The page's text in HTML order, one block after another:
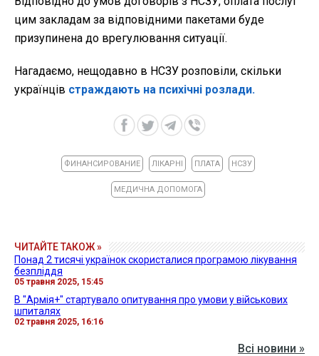
цим закладам за відповідними пакетами буде
призупинена до врегулювання ситуації.
Нагадаємо, нещодавно в НСЗУ розповіли, скільки
українців страждають на психічні розлади.
ФИНАНСИРОВАНИЕ ЛІКАРНІ ПЛАТА НСЗУ
МЕДИЧНА ДОПОМОГА
ЧИТАЙТЕ ТАКОЖ »
Понад 2 тисячі українок скористалися програмою лікування
безпліддя
05 травня 2025, 15:45
В "Армія+" стартувало опитування про умови у військових
шпиталях
02 травня 2025, 16:16
Всі новини »